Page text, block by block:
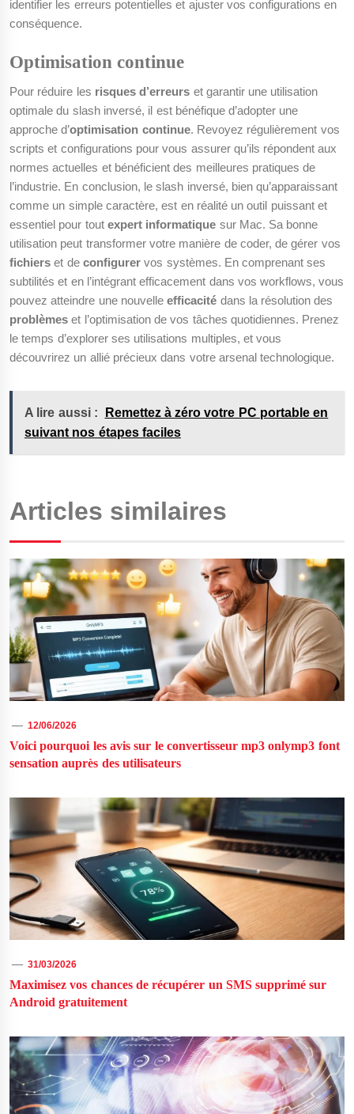
identifier les erreurs potentielles et ajuster vos configurations en
conséquence.
Optimisation continue
Pour réduire les risques d’erreurs et garantir une utilisation
optimale du slash inversé, il est bénéfique d’adopter une
approche d’optimisation continue. Revoyez régulièrement vos
scripts et configurations pour vous assurer qu’ils répondent aux
normes actuelles et bénéficient des meilleures pratiques de
l’industrie. En conclusion, le slash inversé, bien qu’apparaissant
comme un simple caractère, est en réalité un outil puissant et
essentiel pour tout expert informatique sur Mac. Sa bonne
utilisation peut transformer votre manière de coder, de gérer vos
fichiers et de configurervos systèmes. En comprenant ses
subtilités et en l’intégrant efficacement dans vos workflows, vous
pouvez atteindre une nouvelleefficacité dans la résolution des
problèmes et l’optimisation de vos tâches quotidiennes. Prenez
le temps d’explorer ses utilisations multiples, et vous
découvrirez un allié précieux dans votre arsenal technologique.
A lire aussi :
Remettez à zéro votre PC portable en
suivant nos étapes faciles
Articles similaires
12/06/2026
Voici pourquoi les avis sur le convertisseur mp3 onlymp3 font
sensation auprès des utilisateurs
31/03/2026
Maximisez vos chances de récupérer un SMS supprimé sur
Android gratuitement